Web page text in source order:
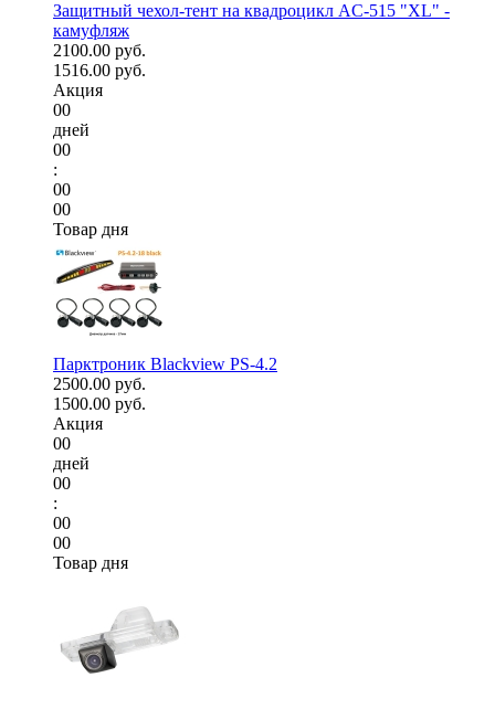
Защитный чехол-тент на квадроцикл AC-515 "XL" -
камуфляж
2100.00 руб.
1516.00 руб.
Акция
00
дней
00
:
00
00
Товар дня
Парктроник Blackview PS-4.2
2500.00 руб.
1500.00 руб.
Акция
00
дней
00
:
00
00
Товар дня